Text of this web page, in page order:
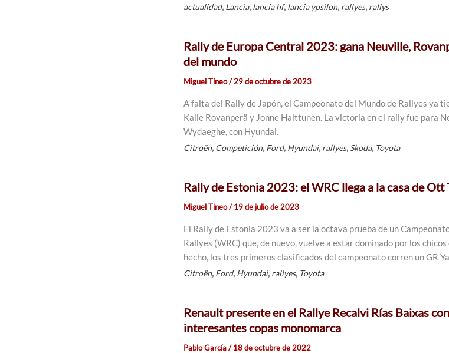
actualidad, Lancia, lancia hf, lancia ypsilon, rallyes, rallys
Rally de Europa Central 2023: gana Neuville,
del mundo
Miguel Tineo/29 de octubre de 2023
A falta del Rally de Japón, el Campeonato del Mundo de Rallyes ya
Kalle Rovanperä y Jonne Halttunen. La victoria en el rally fue para
Wydaeghe, con Hyundai.
Citroën, Competición, Ford, Hyundai, rallyes, Skoda, Toyota
Rally de Estonia 2023: el WRC llega a la casa de Ott
Miguel Tineo/19 de julio de 2023
El Rally de Estonia 2023 va a ser la octava prueba de un
Rallyes (WRC) que, de nuevo, vuelve a estar dominado por los chicos
hecho, los tres primeros clasificados del campeonato corren un GR
Citroën, Ford, Hyundai, rallyes, Toyota
Renault presente en el Rallye Recalvi Rías Baixas
interesantes copas monomarca
Pablo García/18 de octubre de 2022